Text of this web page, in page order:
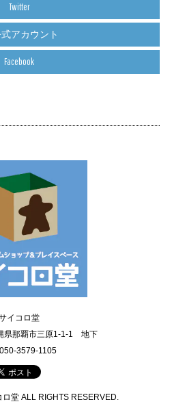
Twitter
式アカウント
Facebook
イコロ堂
県那覇市三原1-1-1 地下
3579-1105
堂 ALL RIGHTS RESERVED.